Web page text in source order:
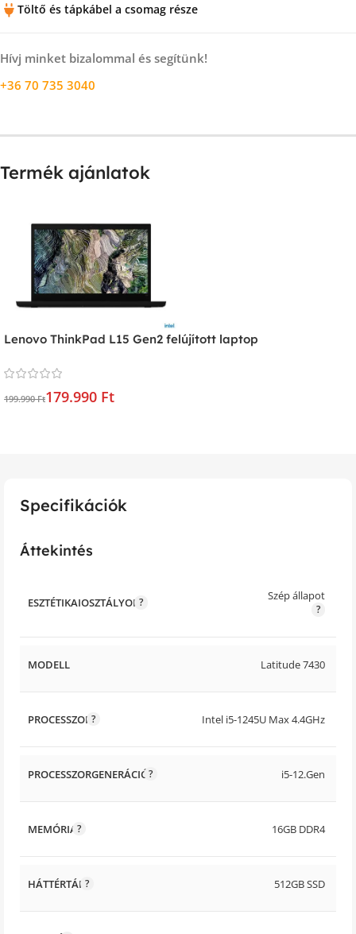
Töltő és tápkábel a csomag része
Hívj minket bizalommal és segítünk!
+36 70 735 3040
Termék ajánlatok
Lenovo ThinkPad L15 Gen2 felújított laptop
199.990 Ft179.990 Ft
Specifikációk
Áttekintés
ESZTÉTIKAIOSZTÁLYOK Szép állapot
MODELL Latitude 7430
PROCESSZOR Intel i5-1245U Max 4.4GHz
PROCESSZORGENERÁCIÓ i5-12.Gen
MEMÓRIA 16GB DDR4
HÁTTÉRTÁR 512GB SSD